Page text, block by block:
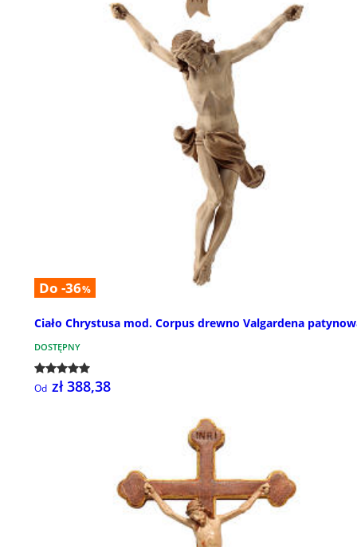
Do -36%
Ciało Chrystusa mod. Corpus drewno Valgardena
DOSTĘPNY
Od zł 388,38